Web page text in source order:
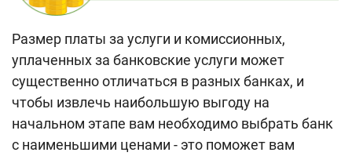
Размер платы за услуги и комиссионных,
уплаченных за банковские услуги может
существенно отличаться в разных банках, и
чтобы извлечь наибольшую выгоду на
начальном этапе вам необходимо выбрать банк
с наименьшими ценами - это поможет вам